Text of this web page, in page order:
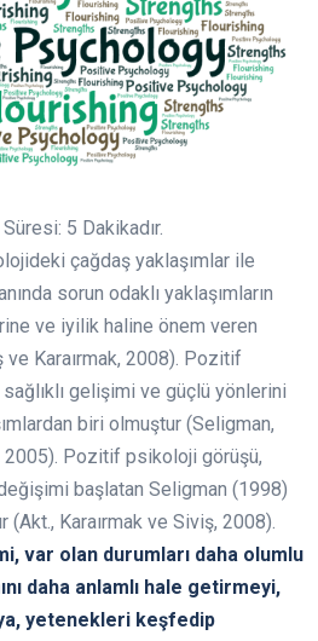
Süresi: 5 Dakikadır.
çağdaş yaklaşımlar ile
sorun odaklı yaklaşımların
ve iyilik haline önem veren
ve Karaırmak, 2008). Pozitif
gelişimi ve güçlü yönlerini
biri olmuştur (Seligman,
Pozitif psikoloji görüşü,
başlatan Seligman (1998)
(Akt., Karaırmak ve Siviş, 2008).
var olan durumları daha olumlu
daha anlamlı hale getirmeyi,
yetenekleri keşfedip